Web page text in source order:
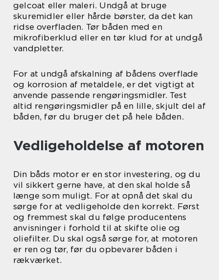
gelcoat eller maleri. Undgå at bruge
skuremidler eller hårde børster, da det kan
ridse overfladen. Tør båden med en
mikrofiberklud eller en tør klud for at undgå
vandpletter.
For at undgå afskalning af bådens overflade
og korrosion af metaldele, er det vigtigt at
anvende passende rengøringsmidler. Test
altid rengøringsmidler på en lille, skjult del af
båden, før du bruger det på hele båden.
Vedligeholdelse af motoren
Din båds motor er en stor investering, og du
vil sikkert gerne have, at den skal holde så
længe som muligt. For at opnå det skal du
sørge for at vedligeholde den korrekt. Først
og fremmest skal du følge producentens
anvisninger i forhold til at skifte olie og
oliefilter. Du skal også sørge for, at motoren
er ren og tør, før du opbevarer båden i
rækværket.